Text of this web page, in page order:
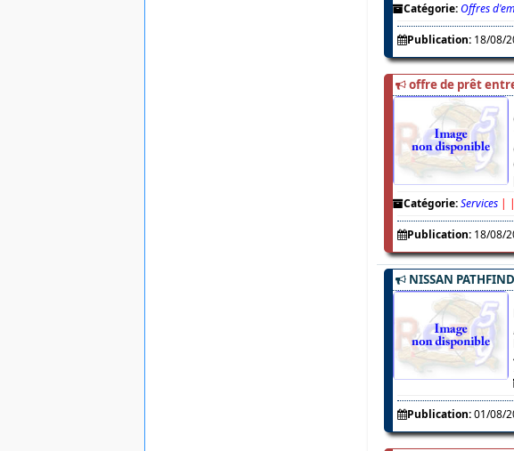
Catégorie: Offres
Publication: 18/08/
offre de prêt
Catégorie: Services | |
Publication: 18/08/
NISSAN
Publication: 01/08/